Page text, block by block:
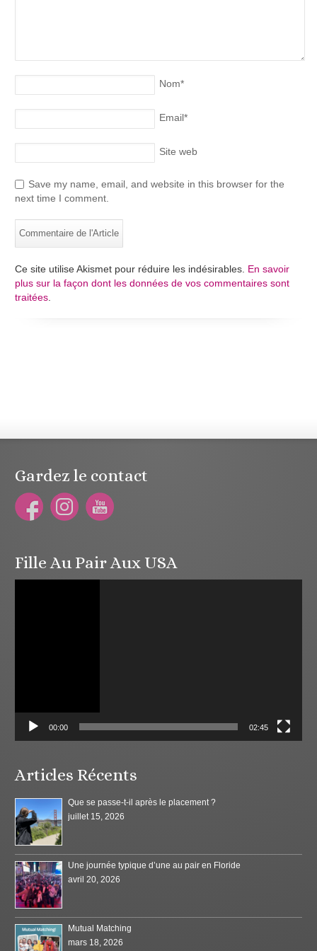
Nom*
Email*
Site web
Save my name, email, and website in this browser for the
next time I comment.
Ce site utilise Akismet pour réduire les indésirables. En savoir
plus sur la façon dont les données de vos commentaires sont
traitées
Gardez le contact
Fille Au Pair Aux USA
00:00 02:45
Articles Récents
Que se passe-t-il après le placement ?
juillet 15, 2026
Une journée typique d’une au pair en Floride
avril 20, 2026
Mutual Matching
mars 18, 2026